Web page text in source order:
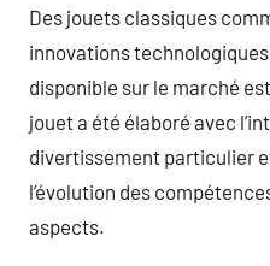
Des jouets classiques
innovations
disponible sur le marché
jouet a été élaboré avec
divertissement particulier
l’évolution des
aspects.